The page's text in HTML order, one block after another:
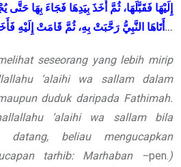
إِلَيْهَا فَقَبَّلَهَا، ثُمَّ أَخَذَ بِيَدِهَا فَجَاءَ بِهَا حَتَّى
أَتَاهَا النَّبِيُّ رَحَّبَتْ بِهِ، ثُمَّ قَامَتْ إِلَيْهِ …
seseorang yang lebih mirip
‘alaihi wa sallam
dalam
duduk daripada Fathimah.
‘alaihi wa sallam
bila
datang, beliau mengucapkan
tarhib: Marhaban –pen. )